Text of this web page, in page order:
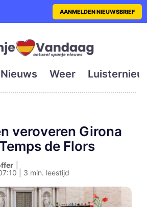
is de eerste
AANMELDEN NIEUWSBRIEF
Nieuws Weer
veroveren Girona
de Flors
| 3 min. leestijd